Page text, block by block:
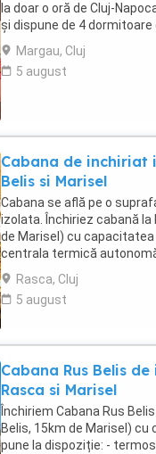
la doar o oră de Cluj-
și dispune de 4 dormitoare
Principalele ...
Margau, Cluj
5 august
Cabana de inchiriat
Belis si Marisel
Cabana se află pe o
izolata. Închiriez cabană la
de Marisel) cu capacitatea
centrala termică
cu baie proprie ...
Rasca, Cluj
5 august
Cabana Rus Belis
Rasca si Marisel
Închiriem Cabana Rus
Belis, 15km de Marisel)
pune la dispoziție: -